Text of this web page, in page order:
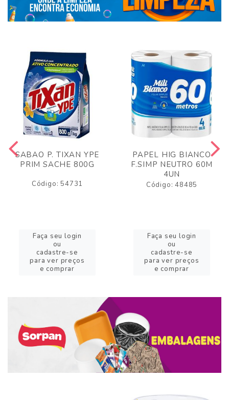
SABAO P. TIXAN YPE
PRIM SACHE 800G
Código: 54731
Faça seu login
ou
cadastre-se
para ver preços
e comprar
PAPEL HIG BIANCO
F.SIMP NEUTRO 60M
4UN
Código: 48485
Faça seu login
ou
cadastre-se
para ver preços
e comprar